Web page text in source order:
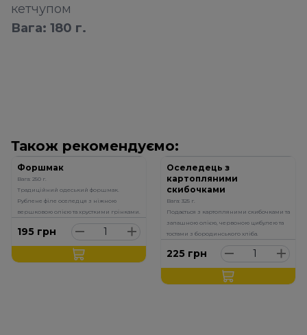
кетчупом
Вага: 180 г.
Також рекомендуємо:
Форшмак
Вага: 250 г.
Традиційний одеський форшмак.
Рублене філе оселедця з ніжною
вершковою олією та хрусткими грінками.
195 грн
Оселедець з
картопляними
скибочками
Вага: 325 г.
Подається з картопляними скибочками та
запашною олією, червоною цибулею та
тостами з бородинського хліба.
225 грн